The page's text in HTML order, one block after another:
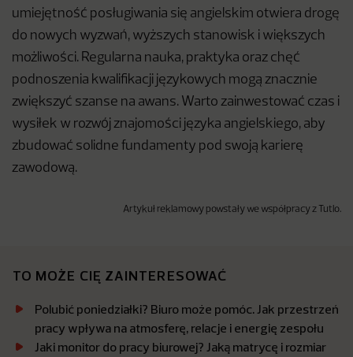
umiejętność posługiwania się angielskim otwiera drogę
do nowych wyzwań, wyższych stanowisk i większych
możliwości. Regularna nauka, praktyka oraz chęć
podnoszenia kwalifikacji językowych mogą znacznie
zwiększyć szanse na awans. Warto zainwestować czas i
wysiłek w rozwój znajomości języka angielskiego, aby
zbudować solidne fundamenty pod swoją karierę
zawodową.
Artykuł reklamowy powstały we współpracy z Tutlo.
TO MOŻE CIĘ ZAINTERESOWAĆ
Polubić poniedziałki? Biuro może pomóc. Jak przestrzeń
pracy wpływa na atmosferę, relacje i energię zespołu
Jaki monitor do pracy biurowej? Jaką matrycę i rozmiar